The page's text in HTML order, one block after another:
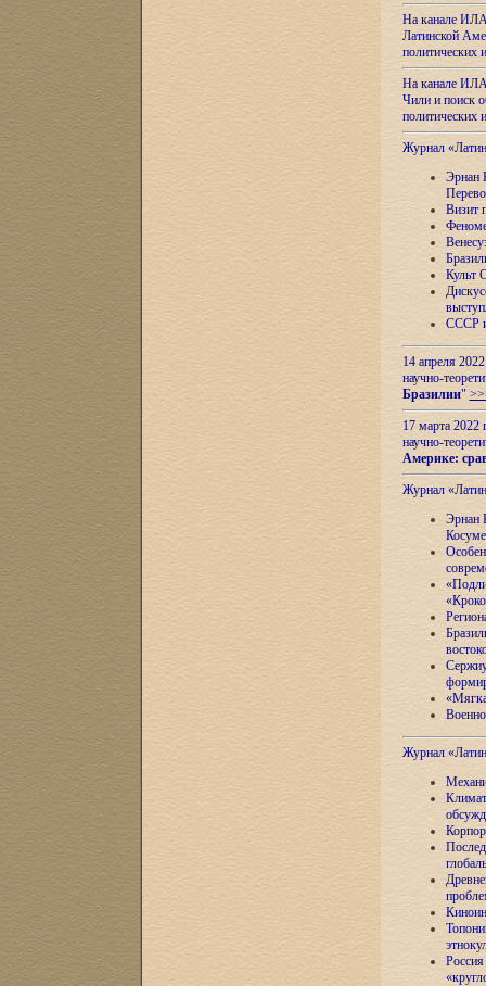
На канале
Латинской
На канале
Чили и поиск
Журнал
Эрнан
Визит
Культ
СССР и
14 апреля
научно-
Бразилии"
17 марта 2022
научно-
Америке:
Журнал
Эрнан
Журнал